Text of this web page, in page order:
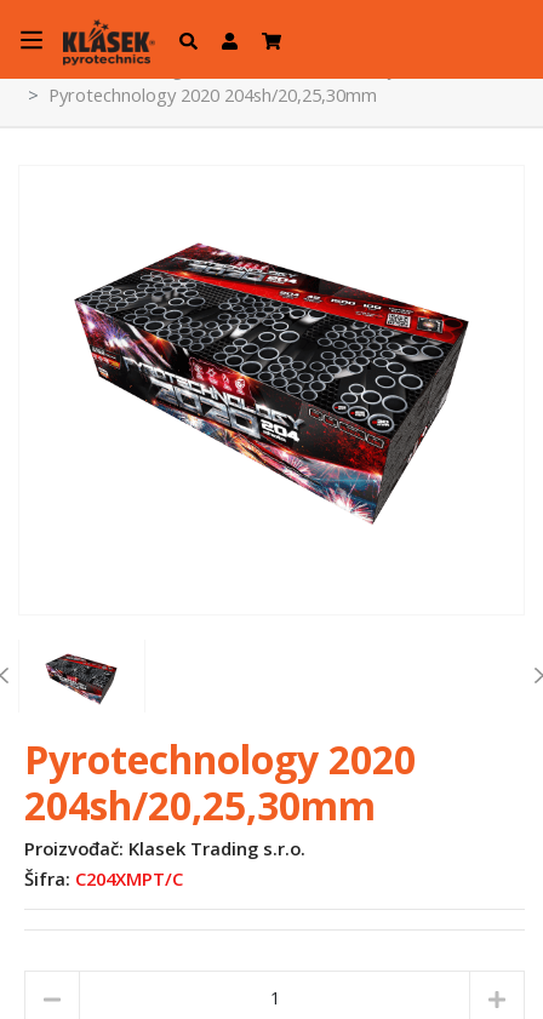
Početna Web trgovina
Pyrotechnology 2020 204sh/20,25,30mm
Previous
Pyrotechnology 2020
204sh/20,25,30mm
Proizvođač: Klasek Trading s.r.o.
Šifra: C204XMPT/C